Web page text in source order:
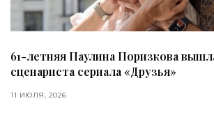
61-летняя Паулина Поризкова
сценариста сериала «Друзья»
11 ИЮЛЯ, 2026